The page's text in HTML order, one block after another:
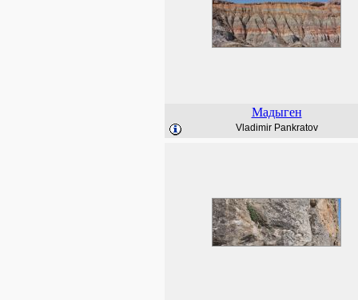
Мадыген
Vladimir Pankratov